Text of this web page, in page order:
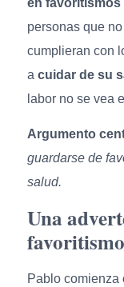
en favoritismos
personas que
cumplieran con
a cuidar de su
labor no se vea
Argumento
guardarse de
salud.
Una
favoritismo
Pablo comienza